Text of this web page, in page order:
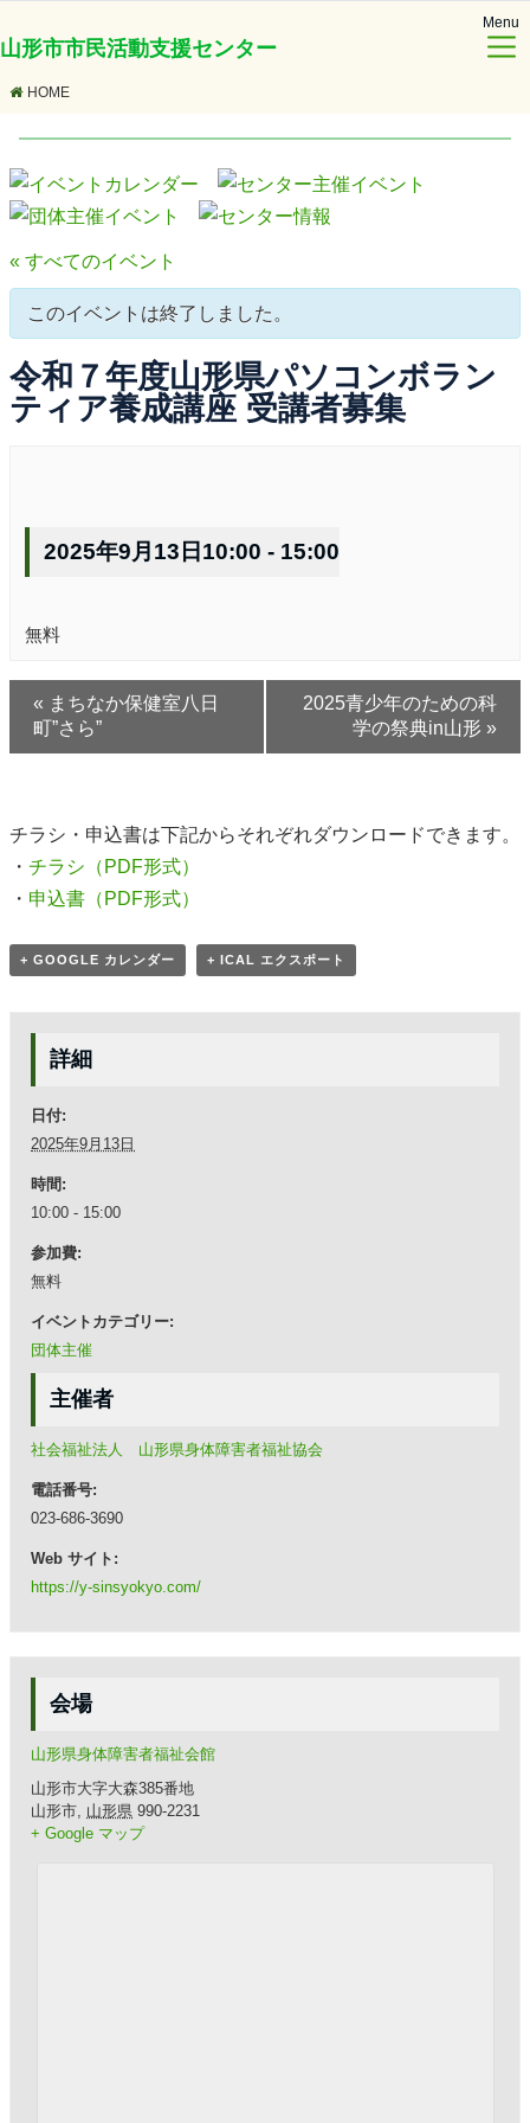
山形市市民活動支援センター
Menu
HOME
« すべてのイベント
このイベントは終了しました。
令和７年度山形県パソコンボラン
ティア養成講座 受講者募集
2025年9月13日10:00 - 15:00
無料
« まちなか保健室八日
町”さら”
2025青少年のための科
学の祭典in山形 »
チラシ・申込書は下記からそれぞれダウンロードできます。
・ チラシ（PDF形式）
・ 申込書（PDF形式）
+ GOOGLE カレンダー + ICAL エクスポート
詳細
日付:
2025年9月13日
時間:
10:00 - 15:00
参加費:
無料
イベントカテゴリー:
団体主催
主催者
社会福祉法人 山形県身体障害者福祉協会
電話番号:
023-686-3690
Web サイト:
https://y-sinsyokyo.com/
会場
山形県身体障害者福祉会館
山形市大字大森385番地
山形市 山形県 990-2231
+ Google マップ